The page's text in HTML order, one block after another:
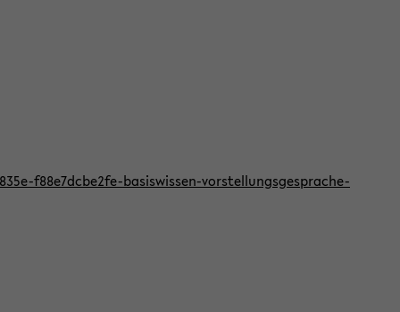
f88e7dcbe2fe-basiswissen-vorstellungsgesprache-